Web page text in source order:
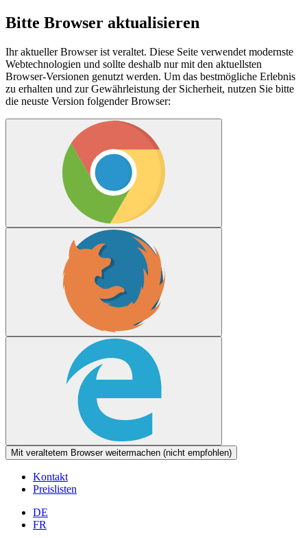
Bitte Browser aktualisieren
Ihr aktueller Browser ist veraltet. Diese Seite verwendet modernste
Webtechnologien und sollte deshalb nur mit den aktuellsten
Browser-Versionen genutzt werden. Um das bestmögliche Erlebnis
zu erhalten und zur Gewährleistung der Sicherheit, nutzen Sie bitte
die neuste Version folgender Browser:
Mit veraltetem Browser weitermachen (nicht empfohlen)
Kontakt
Preislisten
DE
FR